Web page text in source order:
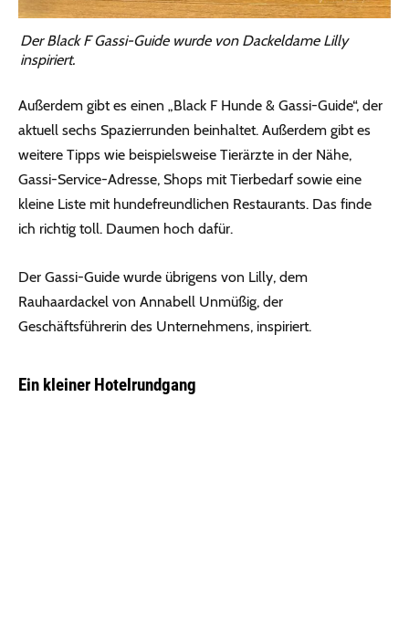
Der Black F Gassi-Guide wurde von Dackeldame Lilly
inspiriert.
Außerdem gibt es einen „Black F Hunde & Gassi-Guide“, der
aktuell sechs Spazierrunden beinhaltet. Außerdem gibt es
weitere Tipps wie beispielsweise Tierärzte in der Nähe,
Gassi-Service-Adresse, Shops mit Tierbedarf sowie eine
kleine Liste mit hundefreundlichen Restaurants. Das finde
ich richtig toll. Daumen hoch dafür.
Der Gassi-Guide wurde übrigens von Lilly, dem
Rauhaardackel von Annabell Unmüßig, der
Geschäftsführerin des Unternehmens, inspiriert.
Ein kleiner Hotelrundgang